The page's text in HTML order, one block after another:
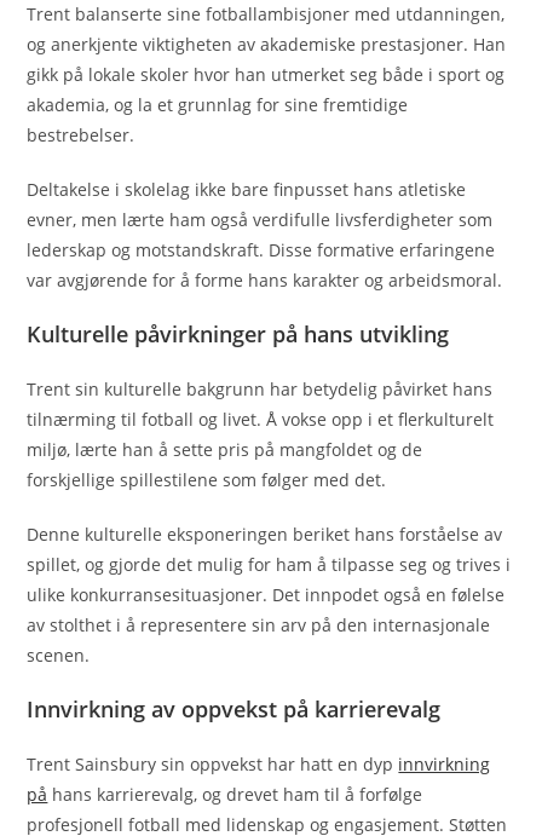
Trent balanserte sine fotballambisjoner med utdanningen,
og anerkjente viktigheten av akademiske prestasjoner. Han
gikk på lokale skoler hvor han utmerket seg både i sport og
akademia, og la et grunnlag for sine fremtidige
bestrebelser.
Deltakelse i skolelag ikke bare finpusset hans atletiske
evner, men lærte ham også verdifulle livsferdigheter som
lederskap og motstandskraft. Disse formative erfaringene
var avgjørende for å forme hans karakter og arbeidsmoral.
Kulturelle påvirkninger på hans utvikling
Trent sin kulturelle bakgrunn har betydelig påvirket hans
tilnærming til fotball og livet. Å vokse opp i et flerkulturelt
miljø, lærte han å sette pris på mangfoldet og de
forskjellige spillestilene som følger med det.
Denne kulturelle eksponeringen beriket hans forståelse av
spillet, og gjorde det mulig for ham å tilpasse seg og trives i
ulike konkurransesituasjoner. Det innpodet også en følelse
av stolthet i å representere sin arv på den internasjonale
scenen.
Innvirkning av oppvekst på karrierevalg
Trent Sainsbury sin oppvekst har hatt en dyp innvirkning
på hans karrierevalg, og drevet ham til å forfølge
profesjonell fotball med lidenskap og engasjement. Støtten